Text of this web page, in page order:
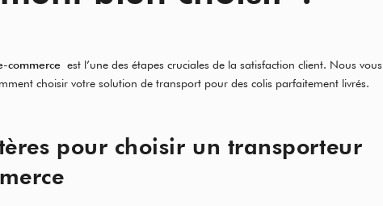
commerce est l’une des étapes cruciales de la satisfaction client. Nous vous
choisir votre solution de transport pour des colis parfaitement livrés.
pour choisir un transporteur